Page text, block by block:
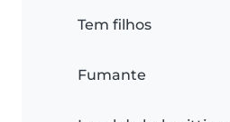
Tem filhos
Fumante